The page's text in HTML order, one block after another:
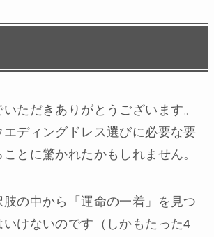
ただきありがとうございます。
エディングドレス選びに必要な要
とに驚かれたかもしれません。
肢の中から「運命の一着」を見つ
いけないのです（しかもたった4